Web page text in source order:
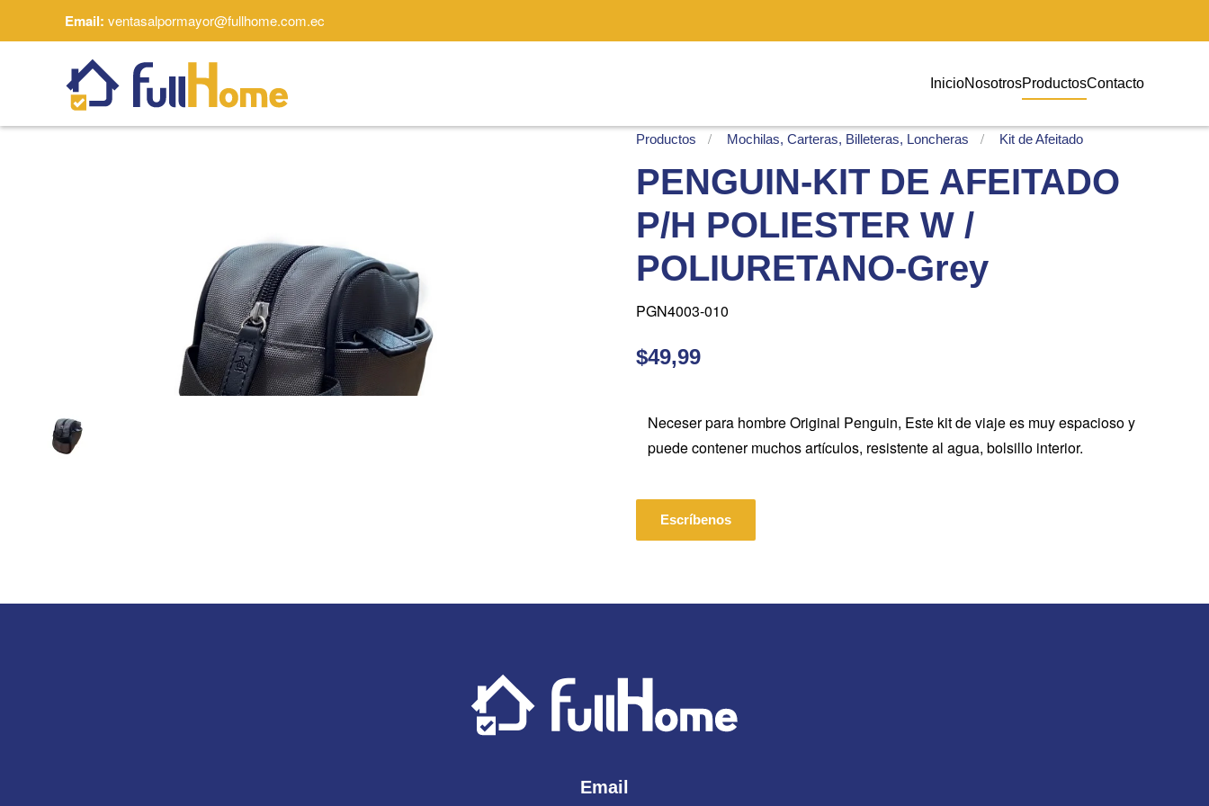
Email: ventasalpormayor@fullhome.com.ec
InicioNosotrosProductosContacto
Productos Mochilas, Carteras, Billeteras, Loncheras Kit de Afeitado
PENGUIN-KIT DE AFEITADO
P/H POLIESTER W /
POLIURETANO-Grey
PGN4003-010
$49,99
Neceser para hombre Original Penguin, Este kit de viaje es muy espacioso y
puede contener muchos artículos, resistente al agua, bolsillo interior.
Escríbenos
Email